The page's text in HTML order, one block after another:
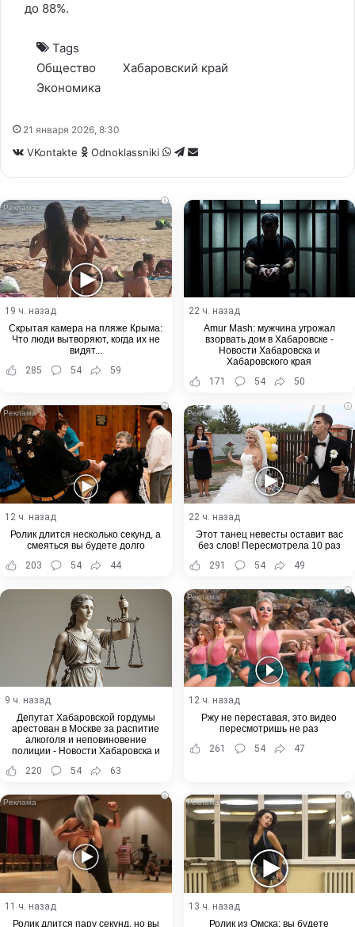
до 88%.
Tags
Общество
Хабаровский край
Экономика
21 января 2026, 8:30
VKontakte Odnoklassniki WhatsApp
Telegram
Share
i
19 ч. назад
Скрытая камера на пляже Крыма:
Что люди вытворяют, когда их не
видят...
285
54 59
22 ч. назад
Amur Mash: мужчина угрожал
взорвать дом в Хабаровске -
Новости Хабаровска и
Хабаровского края
171
54 50
i
12 ч. назад
Ролик длится несколько секунд, а
смеяться вы будете долго
203
54 44
i
22 ч. назад
Этот танец невесты оставит вас
без слов! Пересмотрела 10 раз
291
54 49
9 ч. назад
Депутат Хабаровской гордумы
арестован в Москве за распитие
алкоголя и неповиновение
полиции - Новости Хабаровска и
220 54 63
i
12 ч. назад
Ржу не переставая, это видео
пересмотришь не раз
261
54 47
i
11 ч. назад
Ролик длится пару секунд, но вы
i
13 ч. назад
Ролик из Омска: вы будете